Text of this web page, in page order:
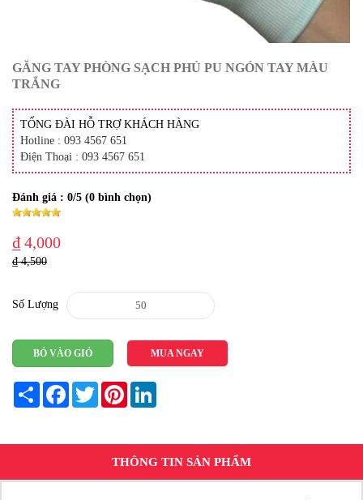
GĂNG TAY PHÒNG SẠCH PHỦ PU NGÓN TAY MÀU
TRẮNG
TỔNG ĐÀI HỖ TRỢ KHÁCH HÀNG
Hotline : 093 4567 651
Điện Thoại : 093 4567 651
Đánh giá : 0/5 (0 bình chọn)
₫ 4,000
₫ 4,500
Số Lượng
BỎ VÀO GIỎ MUA NGAY
Share FacebookTwitterPinterest
THÔNG TIN SẢN PHẨM